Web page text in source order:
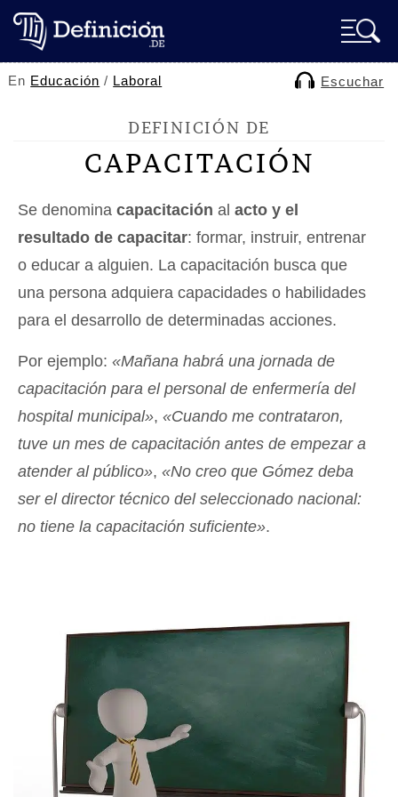
En Educación / Laboral Escuchar
DEFINICIÓN DE
CAPACITACIÓN
Se denomina capacitación al acto y el
resultado de capacitar: formar, instruir, entrenar
o educar a alguien. La capacitación busca que
una persona adquiera capacidades o habilidades
para el desarrollo de determinadas acciones.
Por ejemplo: «Mañana habrá una jornada de
capacitación para el personal de enfermería del
hospital municipal», «Cuando me contrataron,
tuve un mes de capacitación antes de empezar a
atender al público», «No creo que Gómez deba
ser el director técnico del seleccionado nacional:
no tiene la capacitación suficiente».